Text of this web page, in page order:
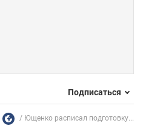
Подписаться
Ющенко расписал подготовку...